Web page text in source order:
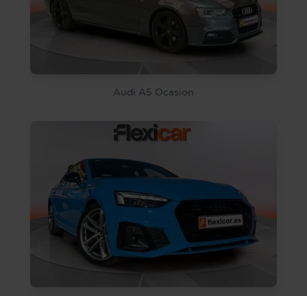
Audi A5 Ocasion